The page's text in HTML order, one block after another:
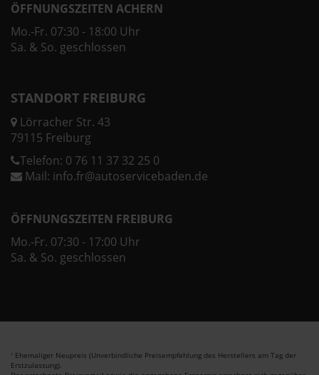
ÖFFNUNGSZEITEN ACHERN
Mo.-Fr. 07:30 - 18:00 Uhr
Sa. & So. geschlossen
STANDORT FREIBURG
Lörracher Str. 43
79115 Freiburg
Telefon: 0 76 11 37 32 25 0
Mail: info.fr@autoservicebaden.de
ÖFFNUNGSZEITEN FREIBURG
Mo.-Fr. 07:30 - 17:00 Uhr
Sa. & So. geschlossen
1 Ehemaliger Neupreis (Unverbindliche Preisempfehlung des Herstellers am Tag der
Erstzulassung).